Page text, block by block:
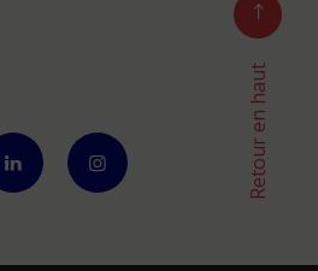
Retour en haut